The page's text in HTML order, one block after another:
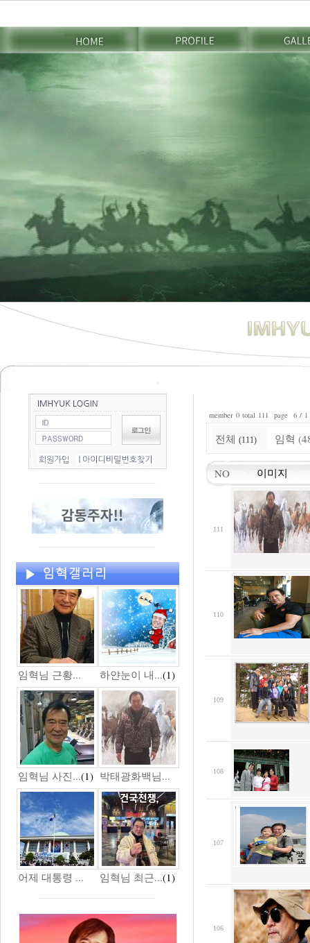
임혁님 근황... 하얀눈이 내...(1)
임혁님 사진...(1) 박태광화백님...
어제 대통령 ... 임혁님 최근...(1)
member 0 total 111 page 6 / 1
전체 (111) 임혁
NO 이미지
111
110
109
108
107
106